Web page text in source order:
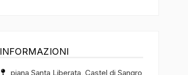
INFORMAZIONI
piana Santa Liberata, Castel di Sangro